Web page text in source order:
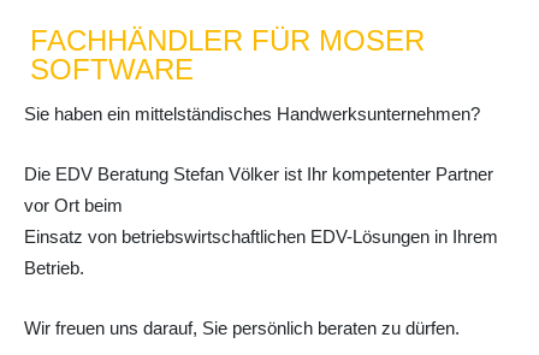
FACHHÄNDLER FÜR MOSER
SOFTWARE
Sie haben ein mittelständisches Handwerksunternehmen?
Die EDV Beratung Stefan Völker ist Ihr kompetenter Partner
vor Ort beim
Einsatz von betriebswirtschaftlichen EDV-Lösungen in Ihrem
Betrieb.
Wir freuen uns darauf, Sie persönlich beraten zu dürfen.